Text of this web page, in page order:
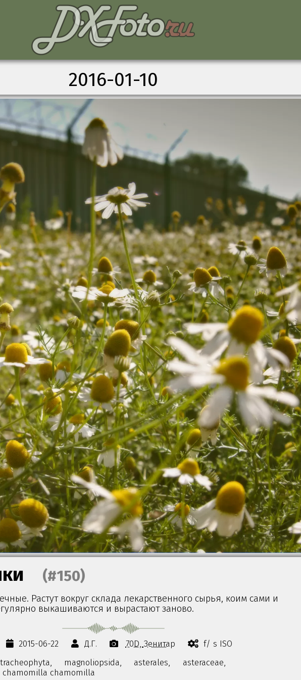
2016-01-10
(#150)
Растут вокруг склада лекарственного сырья, коим сами и
выкашиваются и вырастают заново.
2015-06-22 Д.Г. 70D Зенитар
f/ s ISO
tracheophyta, magnoliopsida, asterales,
asteraceae,
chamomilla chamomilla